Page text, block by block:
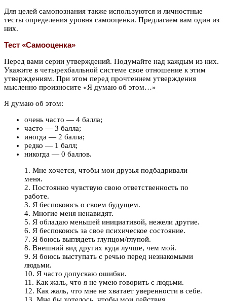
Для целей самопознания также используются и личностные
тесты определения уровня самооценки. Предлагаем вам один из
них.
Тест «Самооценка»
Перед вами серии утверждений. Подумайте над каждым из них.
Укажите в четырехбалльной системе свое отношение к этим
утверждениям. При этом перед прочтением утверждения
мысленно произносите «Я думаю об этом…»
Я думаю об этом:
очень часто — 4 балла;
часто — 3 балла;
иногда — 2 балла;
редко — 1 балл;
никогда — 0 баллов.
1. Мне хочется, чтобы мои друзья подбадривали
меня.
2. Постоянно чувствую свою ответственность по
работе.
3. Я беспокоюсь о своем будущем.
4. Многие меня ненавидят.
5. Я обладаю меньшей инициативой, нежели другие.
6. Я беспокоюсь за свое психическое состояние.
7. Я боюсь выглядеть глупцом/глупой.
8. Внешний вид других куда лучше, чем мой.
9. Я боюсь выступать с речью перед незнакомыми
людьми.
10. Я часто допускаю ошибки.
11. Как жаль, что я не умею говорить с людьми.
12. Как жаль, что мне не хватает уверенности в себе.